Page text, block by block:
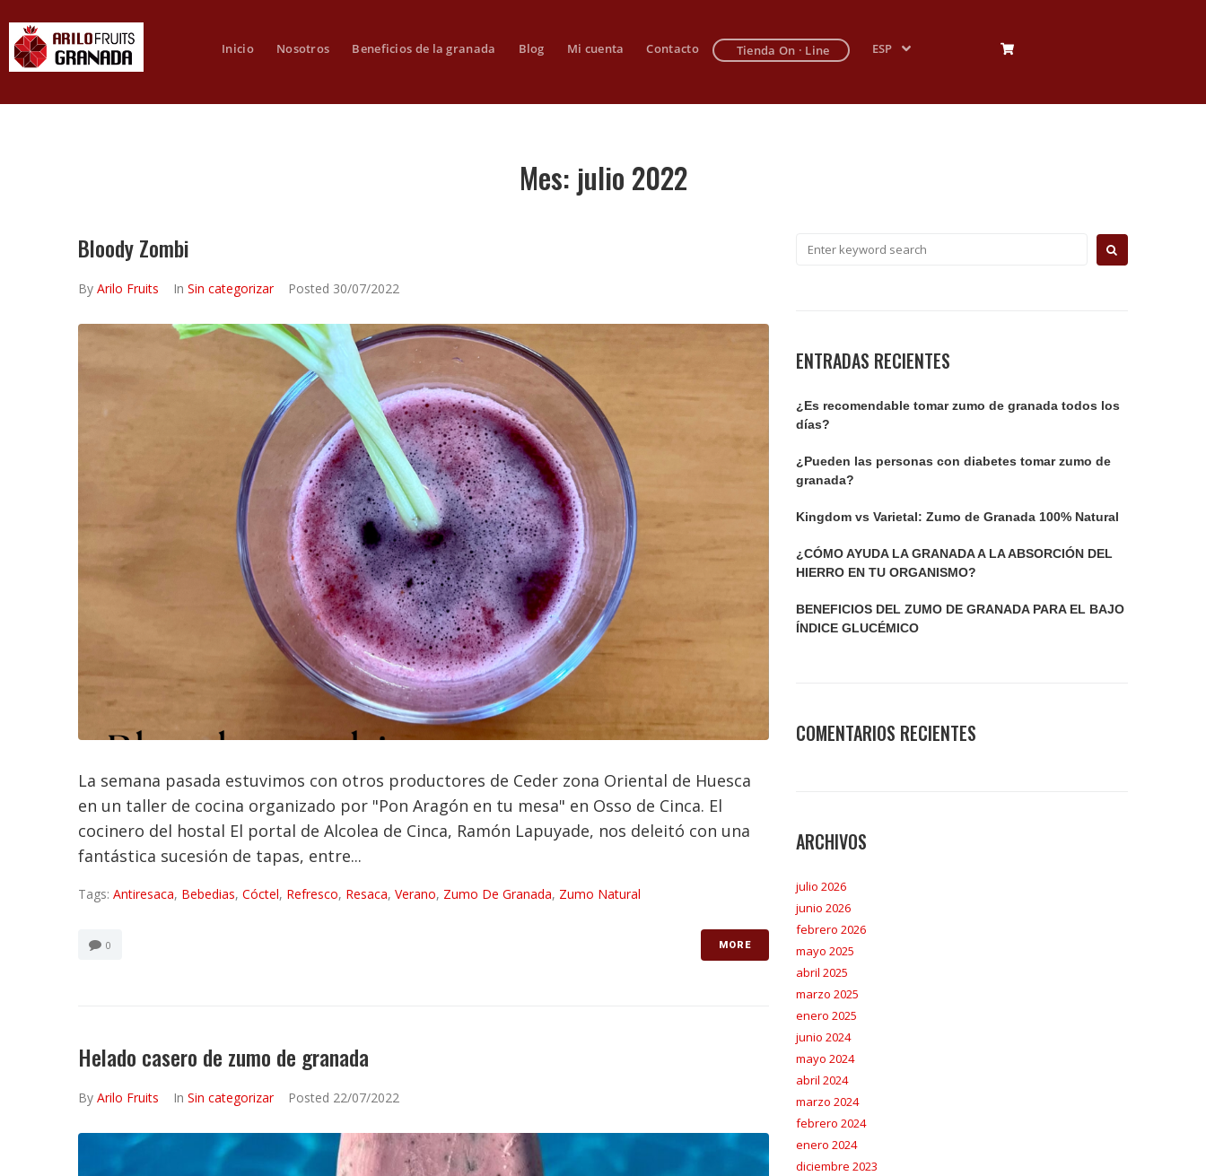
Inicio Nosotros Beneficios de la granada Blog Mi cuenta Contacto Tienda On · Line ESP
Mes: julio 2022
Bloody Zombi
By Arilo Fruits In Sin categorizar Posted 30/07/2022
La semana pasada estuvimos con otros productores de Ceder zona Oriental de Huesca
en un taller de cocina organizado por "Pon Aragón en tu mesa" en Osso de Cinca. El
cocinero del hostal El portal de Alcolea de Cinca, Ramón Lapuyade, nos deleitó con una
fantástica sucesión de tapas, entre...
Tags: Antiresaca, Bebedias, Cóctel, Refresco, Resaca, Verano, Zumo De Granada, Zumo Natural
0 MORE
Helado casero de zumo de granada
By Arilo Fruits In Sin categorizar Posted 22/07/2022
ENTRADAS RECIENTES
¿Es recomendable tomar zumo de granada todos los
días?
¿Pueden las personas con diabetes tomar zumo de
granada?
Kingdom vs Varietal: Zumo de Granada 100% Natural
¿CÓMO AYUDA LA GRANADA A LA ABSORCIÓN DEL
HIERRO EN TU ORGANISMO?
BENEFICIOS DEL ZUMO DE GRANADA PARA EL BAJO
ÍNDICE GLUCÉMICO
COMENTARIOS RECIENTES
ARCHIVOS
julio 2026
junio 2026
febrero 2026
mayo 2025
abril 2025
marzo 2025
enero 2025
junio 2024
mayo 2024
abril 2024
marzo 2024
febrero 2024
enero 2024
diciembre 2023